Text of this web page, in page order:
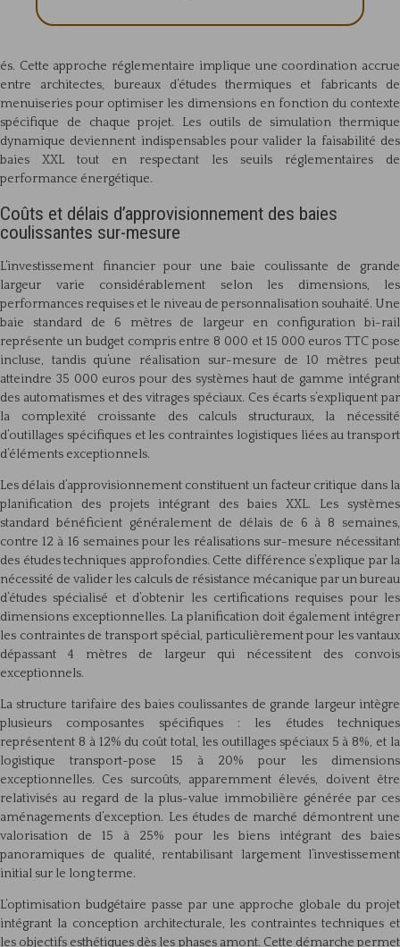
és. Cette approche réglementaire implique une coordination accrue
entre architectes, bureaux d’études thermiques et fabricants de
menuiseries pour optimiser les dimensions en fonction du contexte
spécifique de chaque projet. Les outils de simulation thermique
dynamique deviennent indispensables pour valider la faisabilité des
baies XXL tout en respectant les seuils réglementaires de
performance énergétique.
Coûts et délais d’approvisionnement des baies
coulissantes sur-mesure
L’investissement financier pour une baie coulissante de grande
largeur varie considérablement selon les dimensions, les
performances requises et le niveau de personnalisation souhaité. Une
baie standard de 6 mètres de largeur en configuration bi-rail
représente un budget compris entre 8 000 et 15 000 euros TTC pose
incluse, tandis qu’une réalisation sur-mesure de 10 mètres peut
atteindre 35 000 euros pour des systèmes haut de gamme intégrant
des automatismes et des vitrages spéciaux. Ces écarts s’expliquent par
la complexité croissante des calculs structuraux, la nécessité
d’outillages spécifiques et les contraintes logistiques liées au transport
d’éléments exceptionnels.
Les délais d’approvisionnement constituent un facteur critique dans la
planification des projets intégrant des baies XXL. Les systèmes
standard bénéficient généralement de délais de 6 à 8 semaines,
contre 12 à 16 semaines pour les réalisations sur-mesure nécessitant
des études techniques approfondies. Cette différence s’explique par la
nécessité de valider les calculs de résistance mécanique par un bureau
d’études spécialisé et d’obtenir les certifications requises pour les
dimensions exceptionnelles. La planification doit également intégrer
les contraintes de transport spécial, particulièrement pour les vantaux
dépassant 4 mètres de largeur qui nécessitent des convois
exceptionnels.
La structure tarifaire des baies coulissantes de grande largeur intègre
plusieurs composantes spécifiques : les études techniques
représentent 8 à 12% du coût total, les outillages spéciaux 5 à 8%, et la
logistique transport-pose 15 à 20% pour les dimensions
exceptionnelles. Ces surcoûts, apparemment élevés, doivent être
relativisés au regard de la plus-value immobilière générée par ces
aménagements d’exception. Les études de marché démontrent une
valorisation de 15 à 25% pour les biens intégrant des baies
panoramiques de qualité, rentabilisant largement l’investissement
initial sur le long terme.
L’optimisation budgétaire passe par une approche globale du projet
intégrant la conception architecturale, les contraintes techniques et
les objectifs esthétiques dès les phases amont. Cette démarche permet